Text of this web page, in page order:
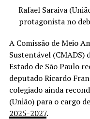
Rafael Saraiva
protagonista no
A Comissão de Meio
Sustentável (CMADS)
Estado de São Paulo
deputado Ricardo
colegiado ainda
(União) para o cargo
2025-2027.